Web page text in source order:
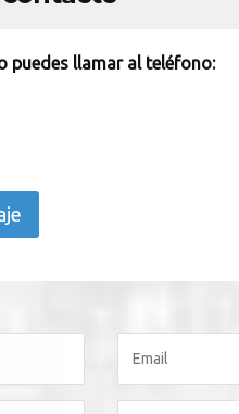
puedes llamar al teléfono: